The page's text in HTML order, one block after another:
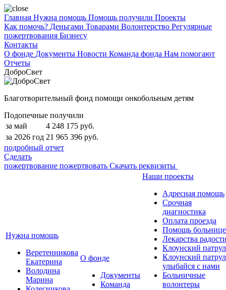
Главная Нужна помощь Помощь получили Проекты
Как помочь? Деньгами Товарами Волонтерство Регулярные
пожертвования Бизнесу
Контакты
О фонде Документы Новости Команда фонда Нам помогают
Отчеты
ДоброСвет
Благотворительный фонд помощи онкобольным детям
Подопечные получили
за май
4 248 175 руб.
за 2026 год 21 965 396 руб.
подробный отчет
Сделать
пожертвование пожертвовать Скачать реквизиты
Нужна помощь
Веретенникова
Екатерина
Володина
Марина
О фонде
Документы
Команда
Наши проекты
Адресная помощь
Срочная
диагностика
Оплата проезда
Помощь больнице
Лекарства
Клоунский
Клоунский
улыбайся с нами
Больничные
волонтеры